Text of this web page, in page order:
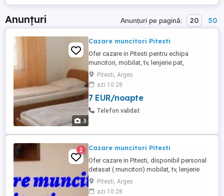
Anunțuri Anunțuri pe pagină: 20 50
3
Cazare muncitori Pitesti
Ofer cazare in Pitesti pentru echipa
muncitori, mobilat, tv, lenjerie pat,
bucatarie utilata, gr.sanitare, centrala
termica proprie,curte, parcare auto
Pitesti, Arges
azi 10:28
7 EUR/noapte
Telefon validat
2 Cazare muncitori Pitesti
Ofer cazare in Pitesti, disponibil personal
detasat ( muncitori) mobilat, tv, lenjerie
pat, bucatarie utilata, gr.sanitare, centrala
termica.
Pitesti, Arges
azi 10:28